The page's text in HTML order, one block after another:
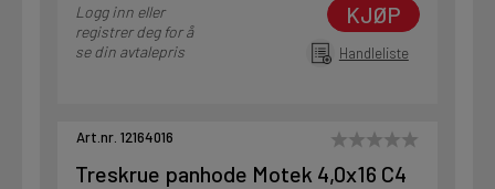
Logg inn eller
registrer deg for å
se din avtalepris
KJØP
Handleliste
Art.nr. 12164016
Treskrue panhode Motek 4,0x16 C4